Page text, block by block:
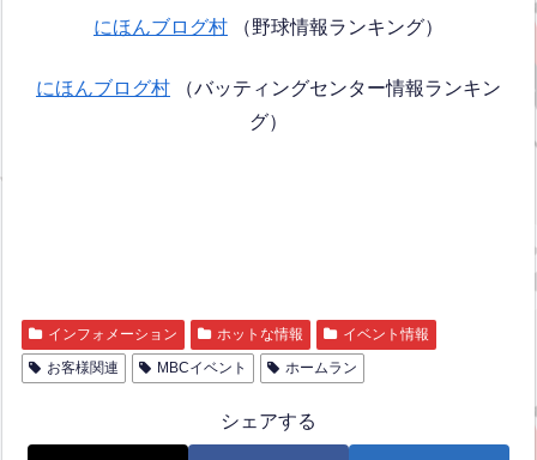
にほんブログ村 （野球情報ランキング）
にほんブログ村 （バッティングセンター情報ランキン
グ）
インフォメーション ホットな情報
イベント情報
お客様関連
MBCイベント ホームラン
シェアする